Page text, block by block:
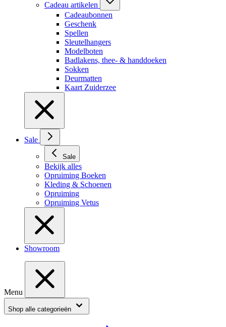
Cadeau artikelen
Cadeaubonnen
Geschenk
Spellen
Sleutelhangers
Modelboten
Badlakens, thee- & handdoeken
Sokken
Deurmatten
Kaart Zuiderzee
Sale
Sale
Bekijk alles
Opruiming Boeken
Kleding & Schoenen
Opruiming
Opruiming Vetus
Showroom
Menu
Shop alle categorieën